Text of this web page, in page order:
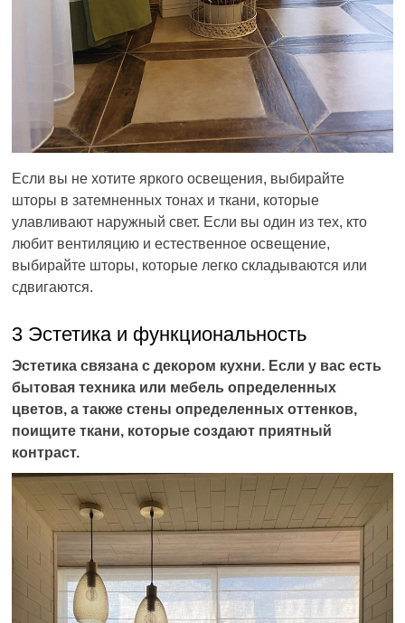
Если вы не хотите яркого освещения, выбирайте
шторы в затемненных тонах и ткани, которые
улавливают наружный свет. Если вы один из тех, кто
любит вентиляцию и естественное освещение,
выбирайте шторы, которые легко складываются или
сдвигаются.
3 Эстетика и функциональность
Эстетика связана с декором кухни. Если у вас есть
бытовая техника или мебель определенных
цветов, а также стены определенных оттенков,
поищите ткани, которые создают приятный
контраст.